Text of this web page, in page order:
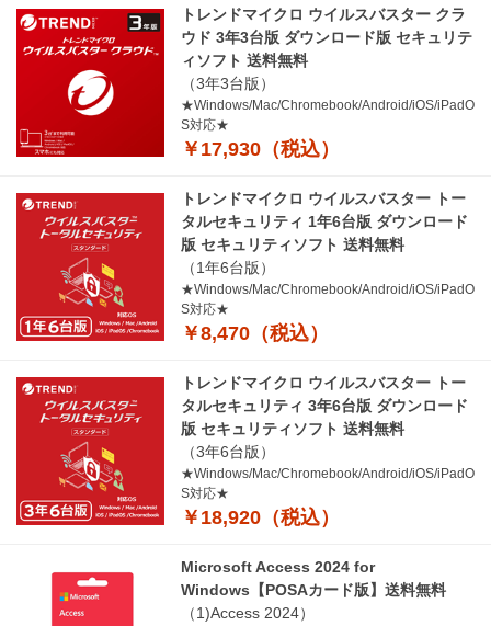
トレンドマイクロ ウイルスバスター クラ
ウド 3年3台版 ダウンロード版 セキュリテ
ィソフト 送料無料
（3年3台版）
★Windows/Mac/Chromebook/Android/iOS/iPadO
S対応★
￥17,930（税込）
トレンドマイクロ ウイルスバスター トー
タルセキュリティ 1年6台版 ダウンロード
版 セキュリティソフト 送料無料
（1年6台版）
★Windows/Mac/Chromebook/Android/iOS/iPadO
S対応★
￥8,470（税込）
トレンドマイクロ ウイルスバスター トー
タルセキュリティ 3年6台版 ダウンロード
版 セキュリティソフト 送料無料
（3年6台版）
★Windows/Mac/Chromebook/Android/iOS/iPadO
S対応★
￥18,920（税込）
Microsoft Access 2024 for
Windows【POSAカード版】送料無料
（1)Access 2024）